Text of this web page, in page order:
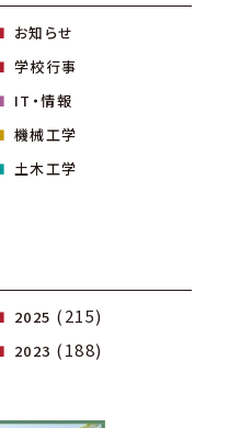
お知らせ
学校行事
IT・情報
機械工学
土木工学
2025 (215)
2023 (188)